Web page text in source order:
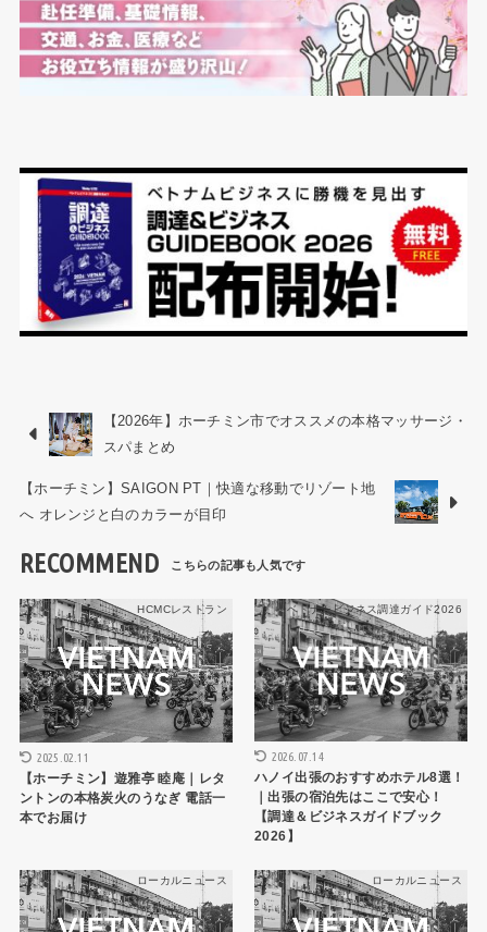
【2026年】ホーチミン市でオススメの本格マッサージ・
スパまとめ
【ホーチミン】SAIGON PT｜快適な移動でリゾート地
へ オレンジと白のカラーが目印
RECOMMEND
HCMCレストラン
2025.02.11
【ホーチミン】遊雅亭 睦庵｜レタ
ントンの本格炭火のうなぎ 電話一
本でお届け
ベトナムビジネス調達ガイド2026
2026.07.14
ハノイ出張のおすすめホテル8選！
｜出張の宿泊先はここで安心！
【調達＆ビジネスガイドブック
2026】
ローカルニュース ローカルニュース